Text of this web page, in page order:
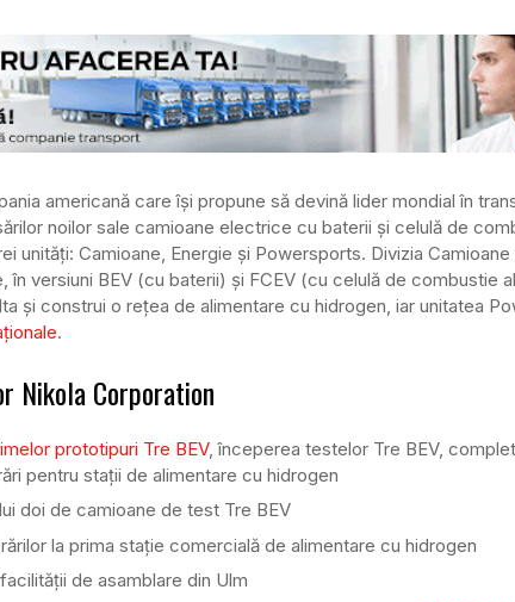
americană care își propune să devină lider mondial în
noilor sale camioane electrice cu baterii și celulă de
unități: Camioane, Energie și Powersports. Divizia
în versiuni BEV (cu baterii) și FCEV (cu celulă de combustie
și construi o rețea de alimentare cu hidrogen, iar unitatea
.
Nikola Corporation
prototipuri Tre BEV, începerea testelor Tre BEV,
pentru stații de alimentare cu hidrogen
doi de camioane de test Tre BEV
la prima stație comercială de alimentare cu hidrogen
de asamblare din Ulm